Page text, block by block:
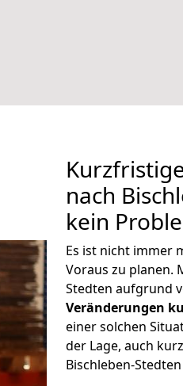
nach
kein
Es ist nicht immer
Voraus zu planen.
Stedten aufgrund
Veränderungen
einer solchen
der Lage, auch
Bischleben-